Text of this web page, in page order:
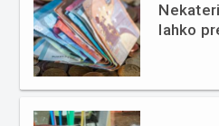
lahko